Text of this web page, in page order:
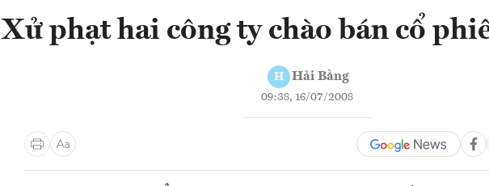
Xử phạt hai công ty chào bán cổ
H Hải Bằng
09:38, 16/07/2008